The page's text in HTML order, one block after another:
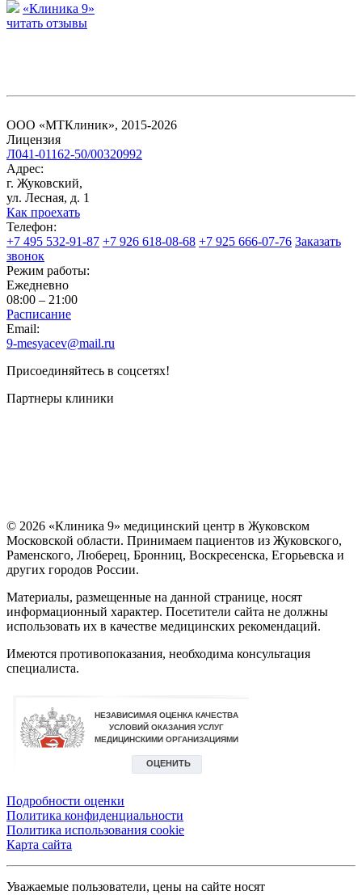
«Клиника 9»
читать отзывы
ООО «МТКлиник», 2015-2026
Лицензия
Л041-01162-50/00320992
Адрес:
г. Жуковский,
ул. Лесная, д. 1
Как проехать
Телефон:
+7 495 532-91-87 +7 926 618-08-68 +7 925 666-07-76 Заказать
звонок
Режим работы:
Ежедневно
08:00 – 21:00
Расписание
Email:
9-mesyacev@mail.ru
Присоединяйтесь в соцсетях!
Партнеры клиники
© 2026 «Клиника 9» медицинский центр в Жуковском
Московской области. Принимаем пациентов из Жуковского,
Раменского, Люберец, Бронниц, Воскресенска, Егорьевска и
других городов России.
Материалы, размещенные на данной странице, носят
информационный характер. Посетители сайта не должны
использовать их в качестве медицинских рекомендаций.
Имеются противопоказания, необходима консультация
специалиста.
Подробности оценки
Политика конфиденциальности
Политика использования сookie
Карта сайта
Уважаемые пользователи, цены на сайте носят